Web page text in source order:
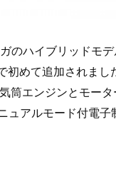
のハイブリッドモデ
めて追加されまし
筒エンジンとモー
ュアルモード付電